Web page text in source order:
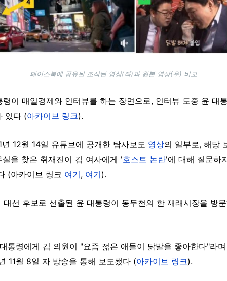
페이스북에 공유된 조작된 영상(좌)과 원본 영상(우) 비교
이 매일경제와 인터뷰를 하는 장면으로, 인터뷰 도중 윤 대
있다 (아카이브 링크).
12월 14일 유튜브에 공개한 탐사보도 영상의 일부로, 해당
을 찾은 취재진이 김 여사에게 '호스트 논란'에 대해 질문하
(아카이브 링크 여기, 여기).
선 후보로 선출된 윤 대통령이 동두천의 한 재래시장을 방
통령에게 김 의원이 "요즘 젊은 애들이 닭발을 좋아한다"라
11월 8일 자 방송을 통해 보도됐다 (아카이브 링크).